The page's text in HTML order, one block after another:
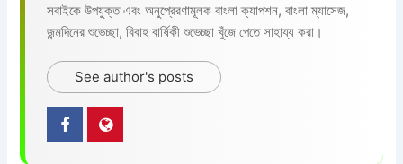
সবাইকে উপযুক্ত এবং অনুপ্রেরণামূলক বাংলা ক্যাপশন, বাংলা ম্যাসেজ,
জন্মদিনের শুভেচ্ছা, বিবাহ বার্ষিকী শুভেচ্ছা খুঁজে পেতে সাহায্য করা।
See author's posts